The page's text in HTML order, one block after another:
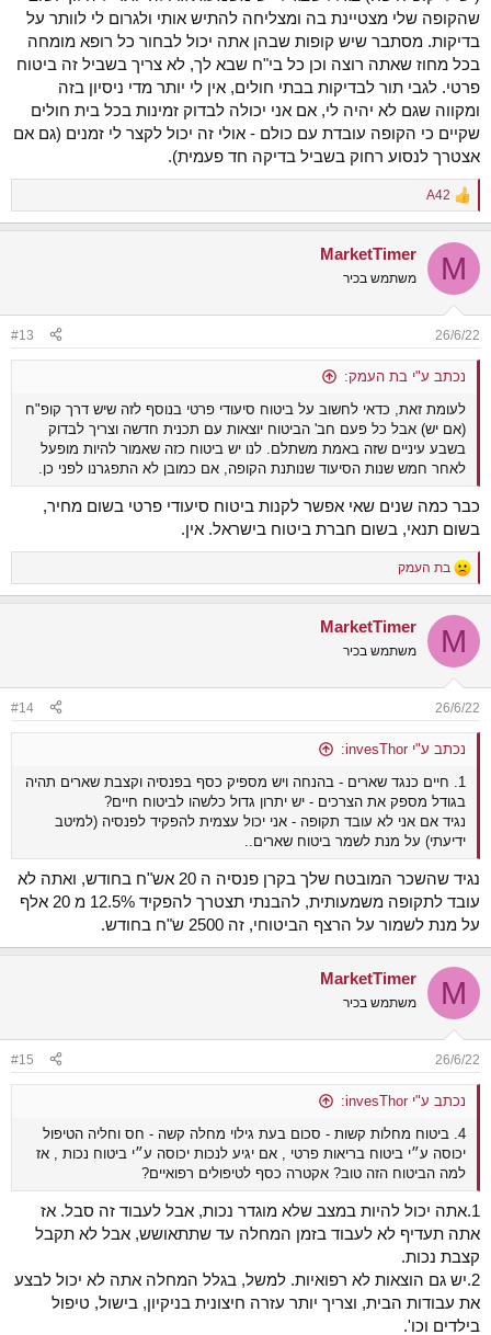
שהקופה שלי מצטיינת בה ומצליחה להתיש אותי ולגרום לי לוותר על
בדיקות. מסתבר שיש קופות שבהן אתה יכול לבחור כל רופא מומחה
בכל מחוז שאתה רוצה וכן כל בי"ח שבא לך, לא צריך בשביל זה ביטוח
פרטי. לגבי תור לבדיקות בבתי חולים, אין לי יותר מדי ניסיון בזה
ומקווה שגם לא יהיה לי, אם אני יכולה לבדוק זמינות בכל בית חולים
שקיים כי הקופה עובדת עם כולם - אולי זה יכול לקצר לי זמנים (גם אם
אצטרך לנסוע רחוק בשביל בדיקה חד פעמית).
R
e
c
i
s
:
A42
M
MarketTimer
משתמש בכיר
26/6/22
#13
נכתב ע"י בת העמק:
לעומת זאת, כדאי לחשוב על ביטוח סיעודי פרטי בנוסף לזה שיש דרך קופ"ח
(אם יש) אבל כל פעם חב' הביטוח יוצאות עם תכנית חדשה וצריך לבדוק
בשבע עיניים שזה באמת משתלם. לנו יש ביטוח כזה שאמור להיות מופעל
לאחר חמש שנות הסיעוד שנותנת הקופה, אם כמובן לא התפגרנו לפני כן.
כבר כמה שנים שאי אפשר לקנות ביטוח סיעודי פרטי בשום מחיר,
בשום תנאי, בשום חברת ביטוח בישראל. אין.
R
e
c
i
s
:
בת העמק
M
MarketTimer
משתמש בכיר
26/6/22
#14
נכתב ע"י invesThor:
1. חיים כנגד שארים - בהנחה ויש מספיק כסף בפנסיה וקצבת שארים תהיה
בגודל מספק את הצרכים - יש יתרון גדול כלשהו לביטוח חיים?
נגיד אם אני לא עובד תקופה - אני יכול עצמית להפקיד לפנסיה (למיטב
ידיעתי) על מנת לשמר ביטוח שארים..
נגיד שהשכר המובטח שלך בקרן פנסיה ה 20 אש"ח בחודש, ואתה לא
עובד לתקופה משמעותית, להבנתי תצטרך להפקיד 12.5% מ 20 אלף
על מנת לשמור על הרצף הביטוחי, זה 2500 ש"ח בחודש.
M
MarketTimer
משתמש בכיר
26/6/22
#15
נכתב ע"י invesThor:
4. ביטוח מחלות קשות - סכום בעת גילוי מחלה קשה - חס וחליה הטיפול
יכוסה ע״י ביטוח בריאות פרטי , אם יגיע לנכות יכוסה ע״י ביטוח נכות , אז
למה הביטוח הזה טוב? אקטרה כסף לטיפולים רפואיים?
1.אתה יכול להיות במצב שלא מוגדר נכות, אבל לעבוד זה סבל. אז
אתה תעדיף לא לעבוד בזמן המחלה עד שתתאושש, אבל לא תקבל
קצבת נכות.
2.יש גם הוצאות לא רפואיות. למשל, בגלל המחלה אתה לא יכול לבצע
את עבודות הבית, וצריך יותר עזרה חיצונית בניקיון, בישול, טיפול
בילדים וכו'.